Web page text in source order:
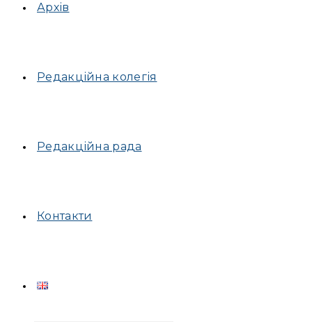
Архів
Редакційна колегія
Редакційна рада
Контакти